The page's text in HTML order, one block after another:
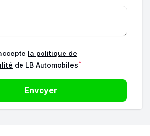
la politique de
de LB Automobiles*
Envoyer